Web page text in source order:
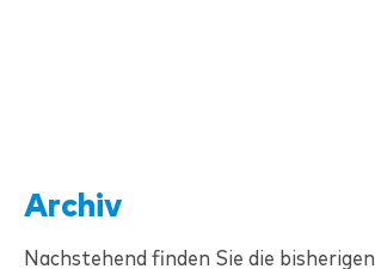
Archiv
Nachstehend finden Sie die bisherigen